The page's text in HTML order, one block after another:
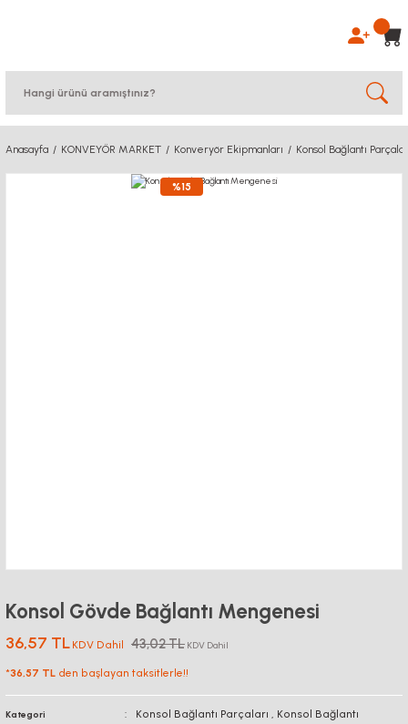
Anasayfa KONVEYÖR MARKET Konveryör Ekipmanları Konsol Bağlantı
%15
Konsol Gövde Bağlantı Mengenesi
36,57 TL KDV Dahil 43,02 TL KDV Dahil
*36,57 TL den başlayan taksitlerle!!
Kategori Konsol Bağlantı Parçaları , Konsol Bağlantı